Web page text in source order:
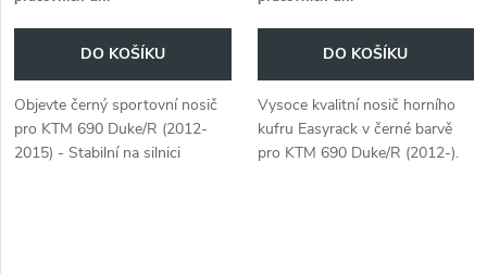
DO KOŠÍKU
Objevte černý sportovní nosič
pro KTM 690 Duke/R (2012-
2015) - Stabilní na silnici
DO KOŠÍKU
Vysoce kvalitní nosič horního
kufru Easyrack v černé barvě
pro KTM 690 Duke/R (2012-).